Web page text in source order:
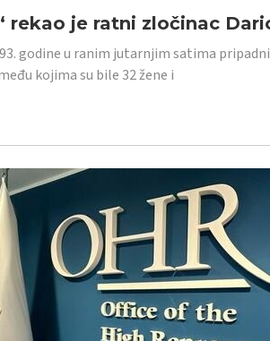
rekao je ratni zločinac
godine u ranim jutarnjim satima
kojima su bile 32 žene i